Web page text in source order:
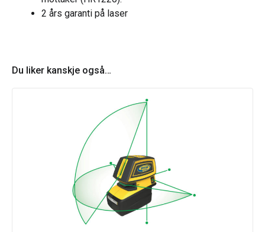
2 års garanti på laser
Du liker kanskje også…